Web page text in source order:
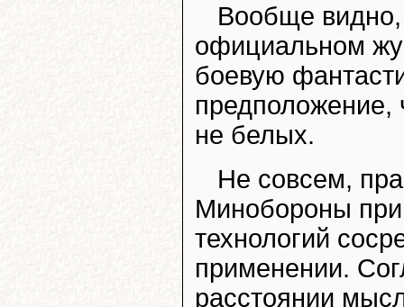
Вообще видно,
официальном
боевую
предположение,
не белых.
Не совсем,
Минобороны при
технологий
применении.
расстоянии